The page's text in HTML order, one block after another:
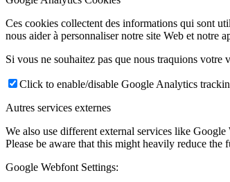
Ces cookies collectent des informations qui sont
nous aider à personnaliser notre site Web et notre
Si vous ne souhaitez pas que nous traquions
Click to enable/disable Google Analytics
Autres services externes
We also use different external services like
Please be aware that this might heavily reduce
Google Webfont Settings: